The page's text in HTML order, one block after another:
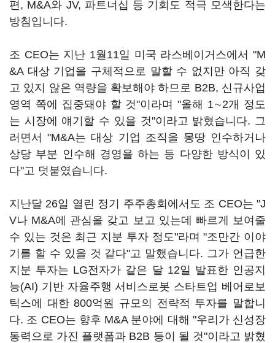
편, M&A와 JV, 파트너십 등 기회도 적극 모색한다는
방침입니다.
조 CEO는 지난 1월11일 미국 라스베이거스에서 "M
&A 대상 기업을 구체적으로 말할 수 없지만 아직 갖
고 있지 않은 역량을 확보해야 하므로 B2B, 신규사업
영역 쪽에 집중돼야 할 것"이라며 "올해 1∼2개 정도
는 시장에 얘기할 수 있을 것"이라고 밝혔습니다. 그
러면서 "M&A는 대상 기업 조직을 몽땅 인수하거나
상당 부분 인수해 경영을 하는 등 다양한 방식이 있
다"고 덧붙였습니다.
지난달 26일 열린 정기 주주총회에서도 조 CEO는 "J
V나 M&A에 관심을 갖고 보고 있는데 빠르게 보여줄
수 있는 것은 최근 지분 투자 정도"라며 "조만간 이야
기를 할 수 있을 것 같다"고 말했습니다. 그가 언급한
지분 투자는 LG전자가 같은 달 12일 발표한 인공지
능(AI) 기반 자율주행 서비스로봇 스타트업 베어로보
틱스에 대한 800억원 규모의 전략적 투자를 말합니
다. 조 CEO는 향후 M&A 분야에 대해 "우리가 신성장
동력으로 가진 플랫폼과 B2B 등이 될 것"이라고 밝혔